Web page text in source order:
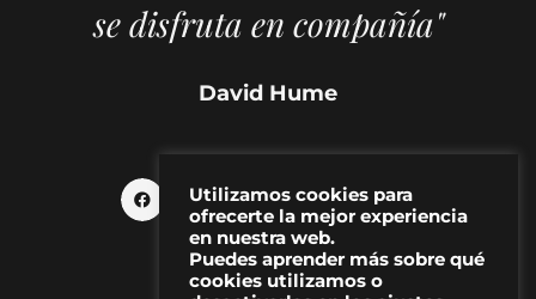
se disfruta en compañía"
David Hume
Utilizamos cookies para
ofrecerte la mejor experiencia
en nuestra web.
Puedes aprender más sobre qué
cookies utilizamos o